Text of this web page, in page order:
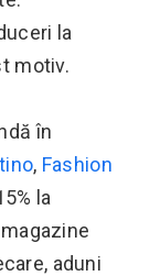
la
motiv.
în
, Fashion
la
aduni